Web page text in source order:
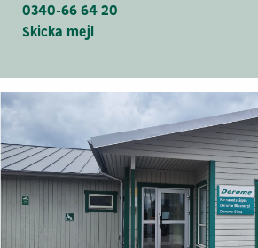
0340-66 64 20
Skicka mejl